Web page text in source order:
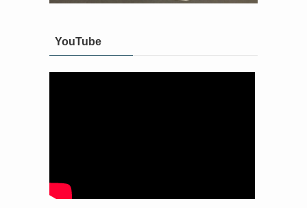
YouTube